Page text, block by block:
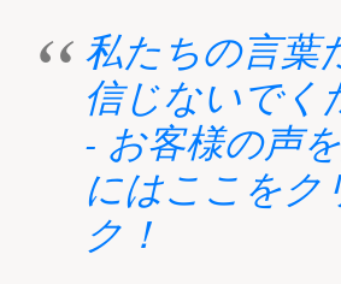
私たちの言葉
信じないでく
- お客様の声
にはここをク
ク！